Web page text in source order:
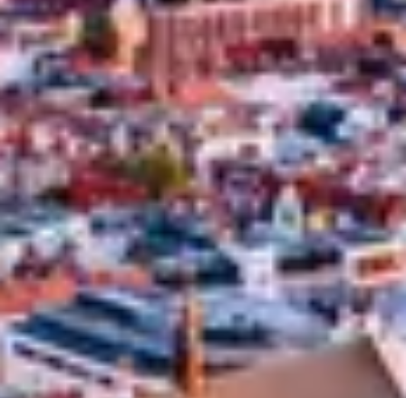
Cookies
Einwohner) liegt zwischen Prag, Warschau und
Berlin.
Die gleiche Zeitzone wie Westeuropa.
Maandag® IT Fachleute
Die IT-Fachleute von Maandag® sind kompetent.
Das ist unser Ansatzpunkt. Mit frischer Energie
setzen sie sich für Ihren Auftrag ein und helfen
Ihnen, ihn zu Ende zu bringen. Unsere
Spezialisten verfügen über umfassende
Erfahrung mit Projekten für Unternehmen aus